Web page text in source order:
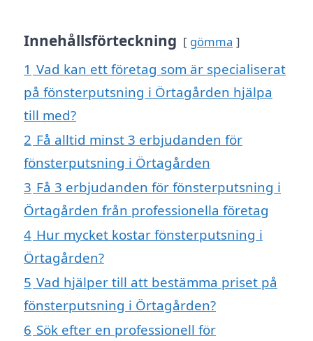
Innehållsförteckning gömma
1 Vad kan ett företag som är specialiserat
på fönsterputsning i Örtagården hjälpa
till med?
2 Få alltid minst 3 erbjudanden för
fönsterputsning i Örtagården
3 Få 3 erbjudanden för fönsterputsning i
Örtagården från professionella företag
4 Hur mycket kostar fönsterputsning i
Örtagården?
5 Vad hjälper till att bestämma priset på
fönsterputsning i Örtagården?
6 Sök efter en professionell för